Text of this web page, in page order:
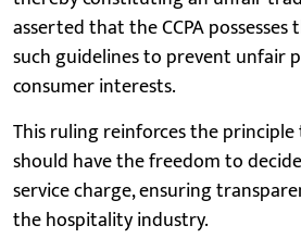
asserted that the CCPA
such guidelines to prevent unfair
consumer interests.
This ruling reinforces the
should have the freedom to
service charge, ensuring
the hospitality industry.